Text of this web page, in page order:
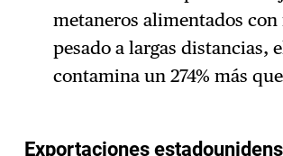
metaneros alimentados con
pesado a largas distancias,
contamina un 274% más